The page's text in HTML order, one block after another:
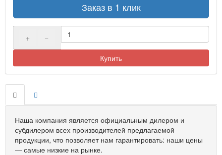
Заказ в 1 клик
+ −
Купить
Наша компания является официальным дилером и
субдилером всех производителей предлагаемой
продукции, что позволяет нам гарантировать: наши цены
— самые низкие на рынке.